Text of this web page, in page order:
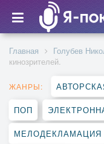
Главная Голубев
кинозрителей.
ЖАНРЫ:
ПОП
МЕЛОДЕКЛАМАЦИЯ